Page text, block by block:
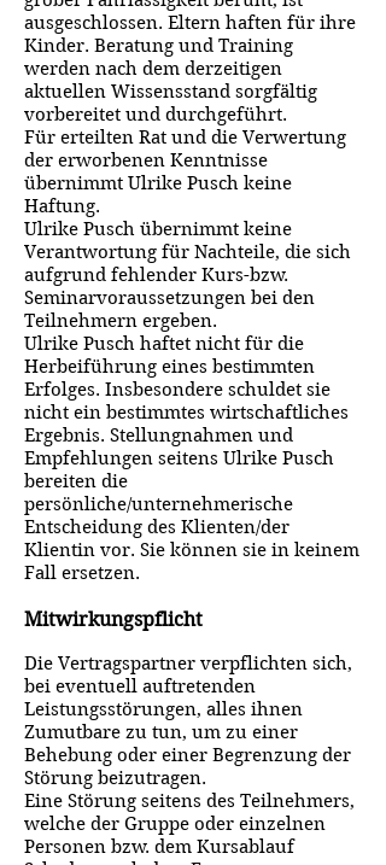
ausgeschlossen. Eltern haften für ihre
Kinder. Beratung und Training
werden nach dem derzeitigen
aktuellen Wissensstand sorgfältig
vorbereitet und durchgeführt.
Für erteilten Rat und die Verwertung
der erworbenen Kenntnisse
übernimmt Ulrike Pusch keine
Haftung.
Ulrike Pusch übernimmt keine
Verantwortung für Nachteile, die sich
aufgrund fehlender Kurs-bzw.
Seminarvoraussetzungen bei den
Teilnehmern ergeben.
Ulrike Pusch haftet nicht für die
Herbeiführung eines bestimmten
Erfolges. Insbesondere schuldet sie
nicht ein bestimmtes wirtschaftliches
Ergebnis. Stellungnahmen und
Empfehlungen seitens Ulrike Pusch
bereiten die
persönliche/unternehmerische
Entscheidung des Klienten/der
Klientin vor. Sie können sie in keinem
Fall ersetzen.
Mitwirkungspflicht
Die Vertragspartner verpflichten sich,
bei eventuell auftretenden
Leistungsstörungen, alles ihnen
Zumutbare zu tun, um zu einer
Behebung oder einer Begrenzung der
Störung beizutragen.
Eine Störung seitens des Teilnehmers,
welche der Gruppe oder einzelnen
Personen bzw. dem Kursablauf